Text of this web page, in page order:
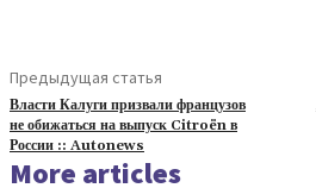
Предыдущая статья
Власти Калуги призвали французов
не обижаться на выпуск Citroën в
России :: Autonews
More articles